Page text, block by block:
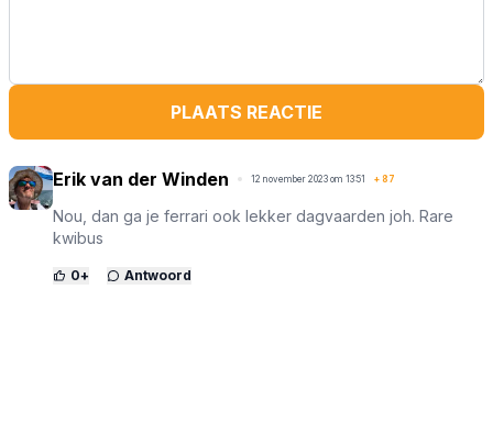
PLAATS REACTIE
Erik van der Winden 12 november 2023 om 13:51 + 87
Nou, dan ga je ferrari ook lekker dagvaarden joh. Rare
kwibus
0+ Antwoord